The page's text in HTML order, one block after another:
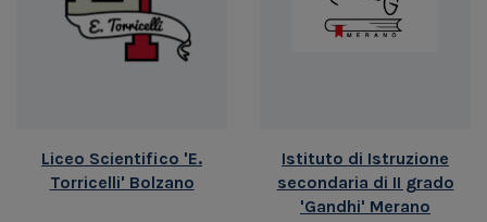
Liceo Scientifico 'E.
Torricelli' Bolzano
Istituto di Istruzione
secondaria di II grado
'Gandhi' Merano